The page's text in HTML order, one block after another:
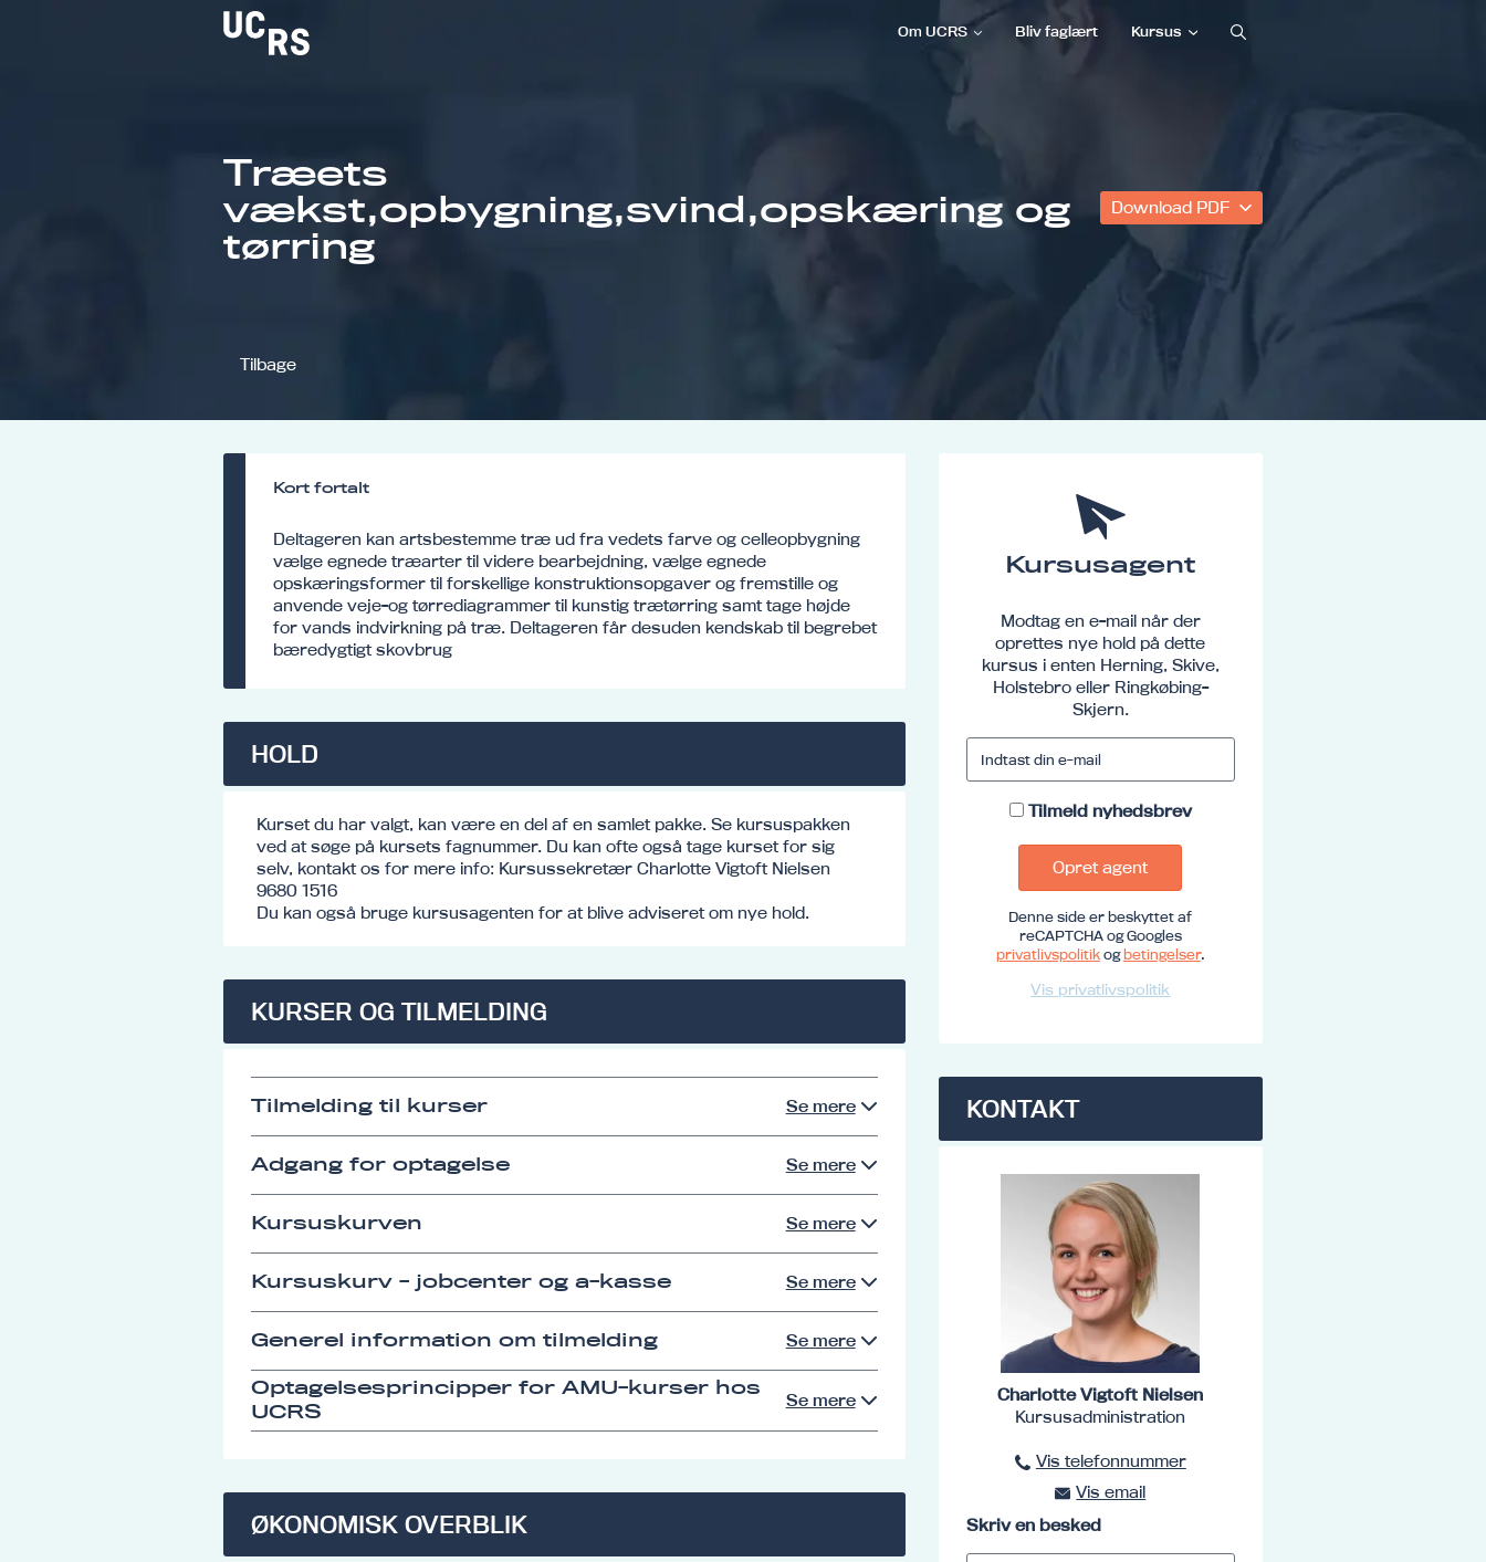
Om UCRS Bliv faglært Kursus
Træets
vækst,opbygning,svind,opskæring og
tørring
Download PDF
Tilbage
Kort fortalt
Deltageren kan artsbestemme træ ud fra vedets farve og celleopbygning
vælge egnede træarter til videre bearbejdning, vælge egnede
opskæringsformer til forskellige konstruktionsopgaver og fremstille og
anvende veje-og tørrediagrammer til kunstig trætørring samt tage højde
for vands indvirkning på træ. Deltageren får desuden kendskab til begrebet
bæredygtigt skovbrug
HOLD
Kurset du har valgt, kan være en del af en samlet pakke. Se kursuspakken
ved at søge på kursets fagnummer. Du kan ofte også tage kurset for sig
selv, kontakt os for mere info: Kursussekretær Charlotte Vigtoft Nielsen
9680 1516
Du kan også bruge kursusagenten for at blive adviseret om nye hold.
KURSER OG TILMELDING
Tilmelding til kurser Se mere
Adgang for optagelse Se mere
Kursuskurven Se mere
Kursuskurv - jobcenter og a-kasse Se mere
Generel information om tilmelding Se mere
Optagelsesprincipper for AMU-kurser hos
UCRS
Se mere
ØKONOMISK OVERBLIK
Kursusagent
Modtag en e-mail når der
oprettes nye hold på dette
kursus i enten Herning, Skive,
Holstebro eller Ringkøbing-
Skjern.
Tilmeld nyhedsbrev
Opret agent
Denne side er beskyttet af
reCAPTCHA og Googles
privatlivspolitikogbetingelser.
Vis privatlivspolitik
KONTAKT
Charlotte Vigtoft Nielsen
Kursusadministration
Vis telefonnummer
96801516
Vis emailkursus@ucrs.dk
Skriv en besked